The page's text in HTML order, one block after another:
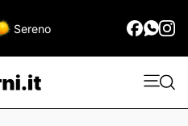
Sereno